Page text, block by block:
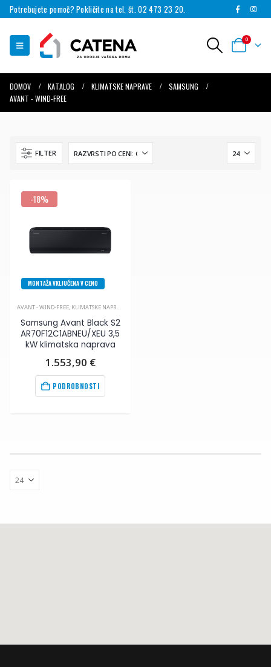
Potrebujete pomoč? Pokličite na tel. št. 02 473 23 20.
0
DOMOV KATALOG KLIMATSKE NAPRAVE
SAMSUNG
AVANT - WIND-FREE
FILTER
-18%
MONTAŽA VKLJUČENA V CENO
AVANT - WIND-FREE, KLIMATSKE NAPRAVE
Samsung Avant Black S2
AR70F12C1ABNEU/XEU 3,5
kW klimatska naprava
1.553,90 €
PODROBNOSTI